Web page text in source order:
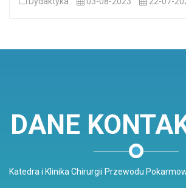
DANE
Katedra i Klinika Chirurgii Przewodu